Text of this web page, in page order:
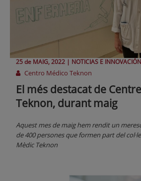
25 de MAIG, 2022 | NOTICIAS E INNOVACIÓN
Centro Médico Teknon
El més destacat de
Teknon, durant maig
Aquest mes de maig hem rendit un
de 400 persones que formen part del
Mèdic Teknon